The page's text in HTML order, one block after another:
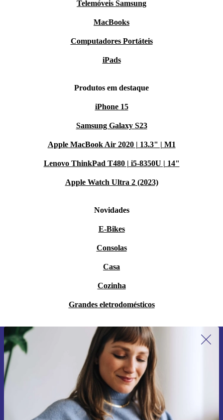
Telemóveis Samsung
MacBooks
Computadores Portáteis
iPads
Produtos em destaque
iPhone 15
Samsung Galaxy S23
Apple MacBook Air 2020 | 13.3" | M1
Lenovo ThinkPad T480 | i5-8350U | 14"
Apple Watch Ultra 2 (2023)
Novidades
E-Bikes
Consolas
Casa
Cozinha
Grandes eletrodomésticos
Subscreve a nossa newsletter pela
primeira vez e poupa 15€!
Não percas mais nenhuma oferta.